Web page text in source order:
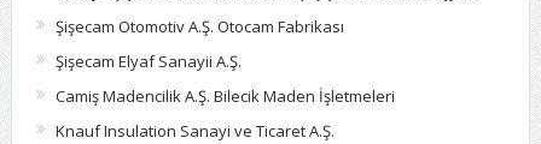
Şişecam Otomotiv A.Ş. Otocam Fabrikası
Şişecam Elyaf Sanayii A.Ş.
Camiş Madencilik A.Ş. Bilecik Maden İşletmeleri
Knauf Insulation Sanayi ve Ticaret A.Ş.